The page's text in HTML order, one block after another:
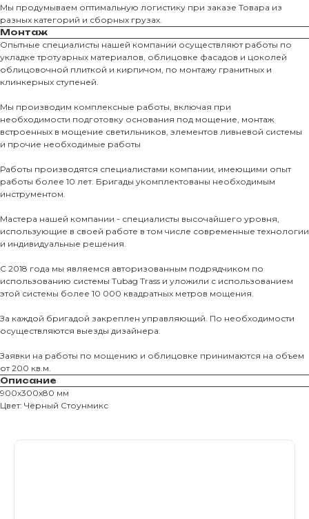
Мы продумываем оптимальную логистику при заказе Товара из
разных категорий и сборных грузах.
Монтаж
Опытные специалисты нашей компании осуществляют работы по
укладке тротуарных материалов, облицовке фасадов и цоколей
облицовочной плиткой и кирпичом, по монтажу гранитных и
клинкерных ступеней.
Мы производим комплексные работы, включая при
необходимости подготовку основания под мощение, монтаж
встроенных в мощение светильников, элементов ливневой системы
и прочие необходимые работы
Работы производятся специалистами компании, имеющими опыт
работы более 10 лет. Бригады укомплектованы необходимым
инструментом.
Мастера нашей компании - специалисты высочайшего уровня,
использующие в своей работе в том числе современные технологии
и индивидуальные решения.
С 2018 года мы являемся авторизованным подрядчиком по
использованию системы Tubag Trass и уложили с использованием
этой системы более 10 000 квадратных метров мощения.
За каждой бригадой закреплен управляющий. По необходимости
осуществляются выезды дизайнера.
Заявки на работы по мощению и облицовке принимаются на объем
от 200 кв.м.
Описание
900х300х80 мм
Цвет: Чёрный Стоунмикс
ПОМОЩЬ
О нас
Навесы,
Ступени и